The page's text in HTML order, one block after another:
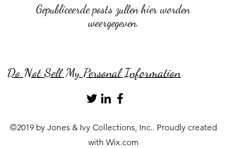
Gepubliceerde posts zullen hier worden
weergegeven.
Do Not Sell My Personal Information
©2019 by Jones & Ivy Collections, Inc.. Proudly created
with Wix.com